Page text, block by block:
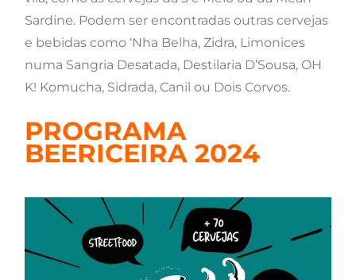
Sardine. Podem ser encontradas outras cervejas
e bebidas como ‘Nha Belha, Zidra, Limonices
numa Sangria Desatada, Destilaria D’Sousa, OH
K! Komucha, Sidrada, Canil ou Dois Corvos.
PROGRAMA
BEERICEIRA 2024